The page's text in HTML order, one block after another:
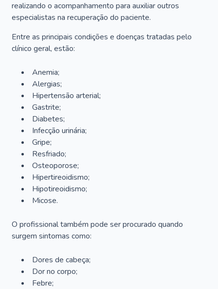
realizando o acompanhamento para auxiliar outros
especialistas na recuperação do paciente.
Entre as principais condições e doenças tratadas pelo
clínico geral, estão:
Anemia;
Alergias;
Hipertensão arterial;
Gastrite;
Diabetes;
Infecção urinária;
Gripe;
Resfriado;
Osteoporose;
Hipertireoidismo;
Hipotireoidismo;
Micose.
O profissional também pode ser procurado quando
surgem sintomas como:
Dores de cabeça;
Dor no corpo;
Febre;